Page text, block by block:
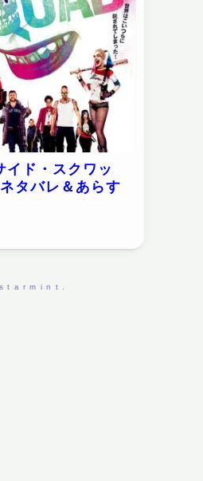
イド・スクワッ
タバレ＆あらす
starmint.